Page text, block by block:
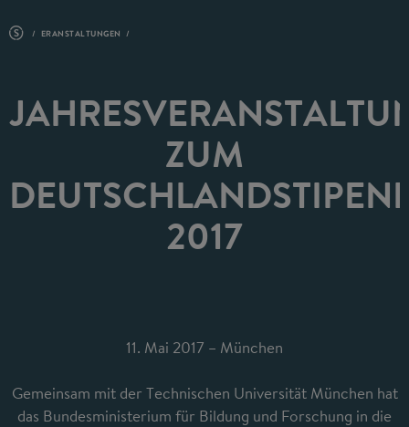
ERANSTALTUNGEN
ZUM
2017
11. Mai 2017 – München
Gemeinsam mit der Technischen Universität München hat
das Bundesministerium für Bildung und Forschung in die